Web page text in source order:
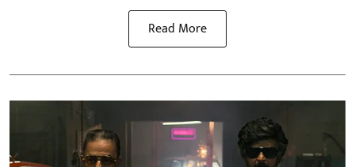
Read More